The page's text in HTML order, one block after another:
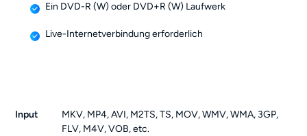
Ein DVD-R (W) oder DVD+R (W) Laufwerk
Live-Internetverbindung erforderlich
Input
MKV, MP4, AVI, M2TS, TS, MOV, WMV, WMA, 3GP,
FLV, M4V, VOB, etc.